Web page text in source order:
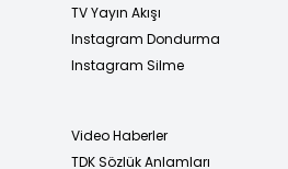
TV Yayın Akışı
Instagram Dondurma
Instagram Silme
Video Haberler
TDK Sözlük Anlamları